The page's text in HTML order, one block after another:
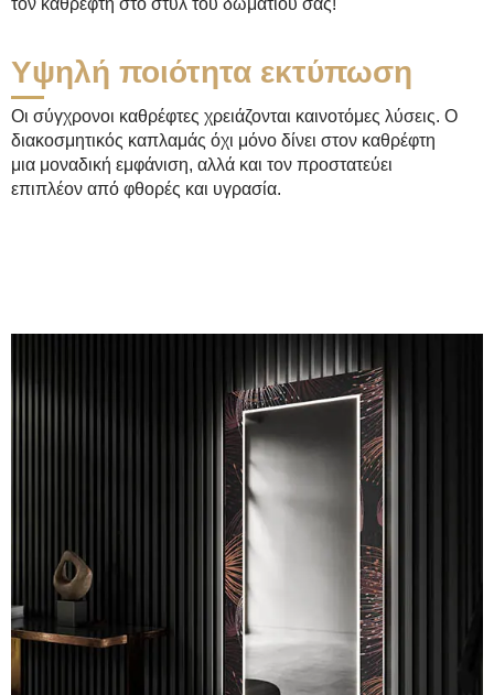
Υψηλή ποιότητα εκτύπωση
Οι σύγχρονοι καθρέφτες χρειάζονται καινοτόμες λύσεις. Ο
διακοσμητικός καπλαμάς όχι μόνο δίνει στον καθρέφτη
μια μοναδική εμφάνιση, αλλά και τον προστατεύει
επιπλέον από φθορές και υγρασία.